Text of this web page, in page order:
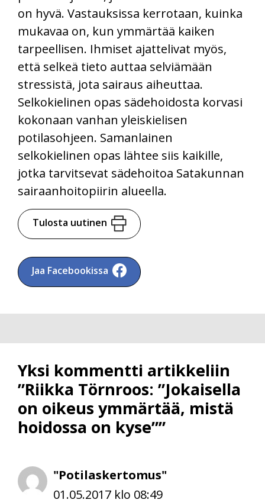
on hyvä. Vastauksissa kerrotaan, kuinka
mukavaa on, kun ymmärtää kaiken
tarpeellisen. Ihmiset ajattelivat myös,
että selkeä tieto auttaa selviämään
stressistä, jota sairaus aiheuttaa.
Selkokielinen opas sädehoidosta korvasi
kokonaan vanhan yleiskielisen
potilasohjeen. Samanlainen
selkokielinen opas lähtee siis kaikille,
jotka tarvitsevat sädehoitoa Satakunnan
sairaanhoitopiirin alueella.
Tulosta uutinen
Jaa Facebookissa
Yksi kommentti artikkeliin
”Riikka Törnroos: ”Jokaisella
on oikeus ymmärtää, mistä
hoidossa on kyse””
"Potilaskertomus"
01.05.2017 klo 08:49